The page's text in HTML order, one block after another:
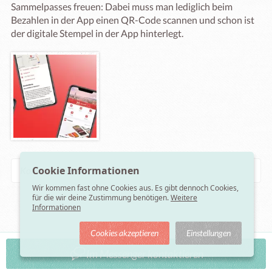
Im Messenger kontaktieren
Sammelpasses freuen: Dabei muss man lediglich beim
Bezahlen in der App einen QR-Code scannen und schon ist
der digitale Stempel in der App hinterlegt.
Stadtmarketing Freistadt - Geschäftsflächenmanagement
vor fast 4 Jahre
Cookie Informationen
Wir kommen fast ohne Cookies aus. Es gibt dennoch Cookies,
für die wir deine Zustimmung benötigen.Weitere
Informationen
Cookies akzeptieren Einstellungen